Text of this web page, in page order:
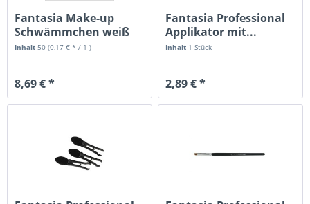
Fantasia Make-up
Schwämmchen weiß
50er Btl.
Inhalt50(0,17 € * / 1 )
8,69 € *
Fantasia Professional
Applikator mit...
Inhalt 1 Stück
2,89 € *